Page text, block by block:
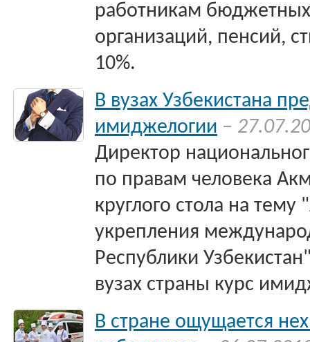
работникам
организаций, пенсий,
10%.
В вузах Узбекистана
имиджелогии –
Директор
по правам человека
круглого стола на
укрепления
Республики
вузах страны курс
В стране ощущается